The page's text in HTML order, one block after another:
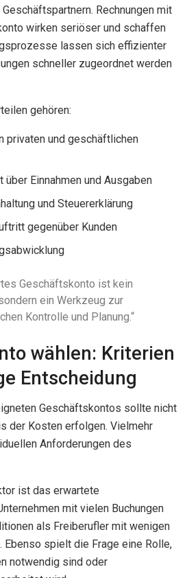
Rechnungen mit
wirken seriöser und schaffen
lassen sich effizienter
schneller zugeordnet werden
gehören:
privaten und geschäftlichen
Einnahmen und Ausgaben
und Steuererklärung
gegenüber Kunden
Geschäftskonto ist kein
ein Werkzeug zur
Kontrolle und Planung.“
wählen: Kriterien
Entscheidung
Geschäftskontos sollte nicht
der Kosten erfolgen. Vielmehr
Anforderungen des
ist das erwartete
mit vielen Buchungen
als Freiberufler mit wenigen
Ebenso spielt die Frage eine Rolle,
notwendig sind oder